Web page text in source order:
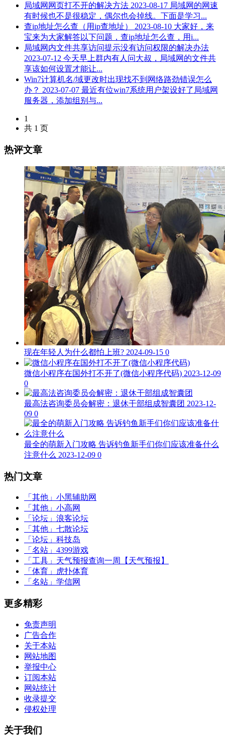
局域网网页打不开的解决方法 2023-08-17 局域网的网速
有时候也不是很稳定，偶尔也会掉线。下面是学习...
查ip地址怎么查（用ip查地址）
2023-08-10 大家好，来
宝来为大家解答以下问题，查ip地址怎么查，用i...
局域网内文件共享访问提示没有访问权限的解决办法
2023-07-12 今天早上群内有人问大叔，局域网的文件共
享该如何设置才能让...
Win7计算机名/域更改时出现找不到网络路劲错误怎么
办？ 2023-07-07 最近有位win7系统用户架设好了局域网
服务器，添加组别与...
1
共 1 页
热评文章
现在年轻人为什么都怕上班? 2024-09-15 0
微信小程序在国外打不开了(微信小程序代码) 2023-12-09
0
最高法咨询委员会解密：退休干部组成智囊团 2023-12-
09 0
最全的萌新入门攻略 告诉钓鱼新手们你们应该准备什么
注意什么 2023-12-09 0
热门文章
「其他」 小黑辅助网
「其他」 小高网
「论坛」 浪客论坛
「其他」 七散论坛
「论坛」 科技岛
「名站」 4399游戏
「工具」 天气预报查询一周【天气预报】
「体育」
虎扑体育
「名站」 学信网
更多精彩
免责声明
广告合作
关于本站
网站地图
举报中心
订阅本站
网站统计
收录提交
侵权处理
关于我们